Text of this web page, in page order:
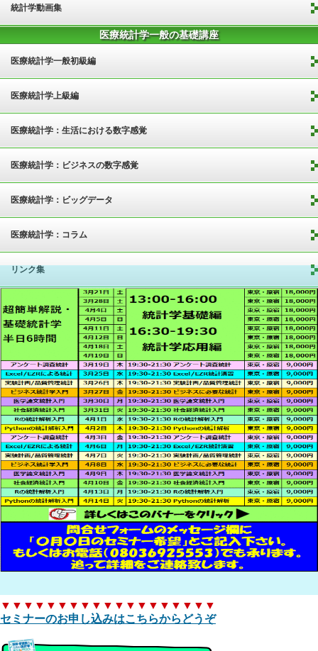
統計学動画集
医療統計学一般の基礎講座
医療統計学一般初級編
医療統計学上級編
医療統計学：生活における数字感覚
医療統計学：ビジネスの数字感覚
医療統計学：ビッグデータ
医療統計学：コラム
リンク集
▼▼▼▼▼▼▼▼▼▼▼▼▼▼▼▼▼▼▼
セミナーのお申し込みはこちらからどうぞ